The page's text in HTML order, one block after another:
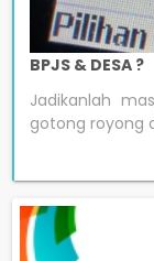
BPJS & DESA ?
Jadikanlah
gotong royong